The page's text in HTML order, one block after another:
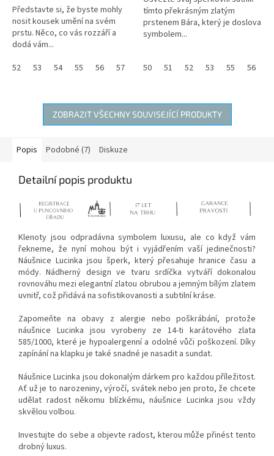
Představte si, že byste mohly
nosit kousek umění na svém
prstu. Něco, co vás rozzáří a
dodá vám...
52
53 54 55 56 57 58 59 60 62
hvězdiček.
tímto překrásným zlatým
prstenem Bára, který je doslova
symbolem...
50 51 52 53 55 56
ZOBRAZIT VŠECHNY SOUVISEJÍCÍ PRODUKTY
Popis Podobné (7) Diskuze
Detailní popis produktu
Klenoty jsou odpradávna symbolem luxusu, ale co když vám
řekneme, že nyní mohou být i vyjádřením vaší jedinečnosti?
Náušnice Lucinka jsou šperk, který přesahuje hranice času a
módy. Nádherný design ve tvaru srdíčka vytváří dokonalou
rovnováhu mezi elegantní zlatou obrubou a jemným bílým zlatem
uvnitř, což přidává na sofistikovanosti a subtilní kráse.
Zapomeňte na obavy z alergie nebo poškrábání, protože
náušnice Lucinka jsou vyrobeny ze 14-ti karátového zlata
585/1000, které je hypoalergenní a odolné vůči poškození. Díky
zapínání na klapku je také snadné je nasadit a sundat.
Náušnice Lucinka jsou dokonalým dárkem pro každou příležitost.
Ať už je to narozeniny, výročí, svátek nebo jen proto, že chcete
udělat radost někomu blízkému, náušnice Lucinka jsou vždy
skvělou volbou.
Investujte do sebe a objevte radost, kterou může přinést tento
drobný luxus.